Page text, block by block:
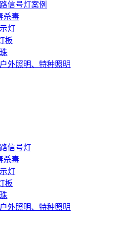
信号灯案例
杀毒
灯
板
外照明、特种照明
信号灯
杀毒
灯
板
外照明、特种照明